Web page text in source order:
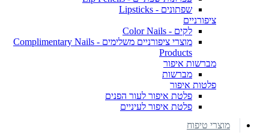
שפתונים - Lipsticks
ציפורניים
לקים - Color Nails
מוצרי ציפורניים משלימים - Complimentary Nails
Products
מברשות איפור
מברשות
פלטות איפור
פלטת איפור לעור הפנים
פלטת איפור לעיניים
מוצרי טיפוח